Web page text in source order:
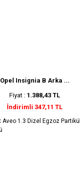
Opel Insignia B Arka ...
Fiyat : 1.388,43 TL
İndirimli 347,11 TL